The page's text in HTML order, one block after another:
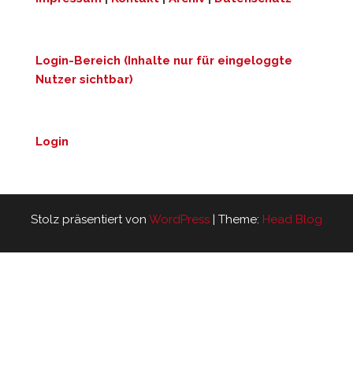
Login-Bereich (Inhalte nur für eingeloggte
Nutzer sichtbar)
Login
Stolz präsentiert von WordPress Theme: Head Blog